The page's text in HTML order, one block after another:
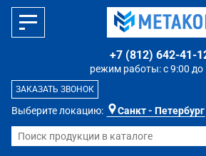
Выберите локацию: Санкт - Петербург
режим работы: с 9:00 до
+7 (812) 642-41-
ЗАКАЗАТЬ ЗВОНОК